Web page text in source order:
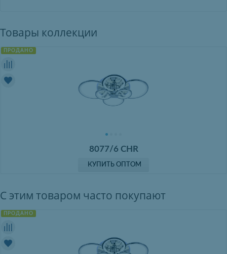
Товары коллекции
ПРОДАНО
8077/6 CHR
КУПИТЬ ОПТОМ
С этим товаром часто покупают
ПРОДАНО